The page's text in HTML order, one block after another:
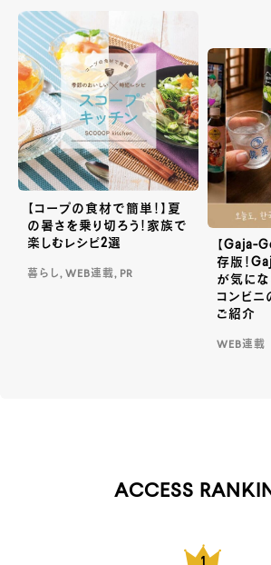
【コープの食材で簡単！】夏
の暑さを乗り切ろう！家族で
楽しむレシピ2選
暮らし, WEB連載, PR
【Gaja-
存版！
が気に
コンビ
ご紹介
WEB連載
ACCESS